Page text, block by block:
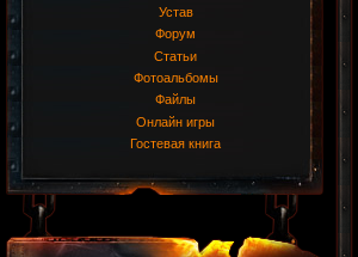
Устав
Форум
Статьи
Фотоальбомы
Файлы
Онлайн игры
Гостевая книга